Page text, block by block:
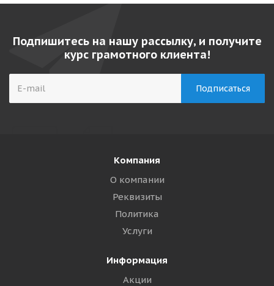
Подпишитесь на нашу рассылку, и получите
курс грамотного клиента!
Компания
О компании
Реквизиты
Политика
Услуги
Информация
Акции